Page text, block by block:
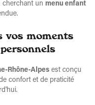
cherchant un menu enfant
vos moments
Rhône-Alpes est conçu
confort et de praticité